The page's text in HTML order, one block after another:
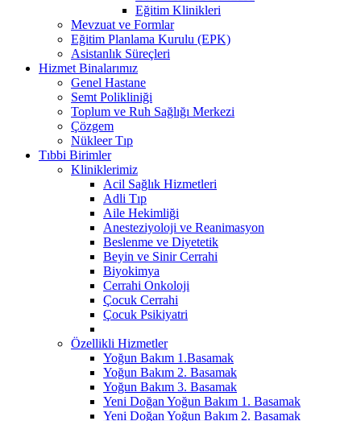
Eğitim Klinikleri
Mevzuat ve Formlar
Eğitim Planlama Kurulu (EPK)
Asistanlık Süreçleri
Hizmet Binalarımız
Genel Hastane
Semt Polikliniği
Toplum ve Ruh Sağlığı Merkezi
Çözgem
Nükleer Tıp
Tıbbi Birimler
Kliniklerimiz
Acil Sağlık Hizmetleri
Adli Tıp
Aile Hekimliği
Anesteziyoloji ve Reanimasyon
Beslenme ve Diyetetik
Beyin ve Sinir Cerrahi
Biyokimya
Cerrahi Onkoloji
Çocuk Cerrahi
Çocuk Psikiyatri
Özellikli Hizmetler
Yoğun Bakım 1.Basamak
Yoğun Bakım 2. Basamak
Yoğun Bakım 3. Basamak
Yeni Doğan Yoğun Bakım 1. Basamak
Yeni Doğan Yoğun Bakım 2. Basamak